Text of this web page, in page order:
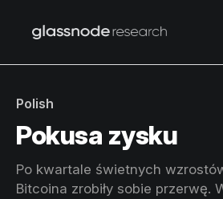
Polish
Pokusa zysku
Po kwartale świetnych
Bitcoina zrobiły sobie przerwę.